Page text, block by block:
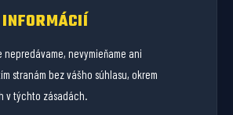
nepredávame, nevymieňame ani
stranám bez vášho súhlasu, okrem
v týchto zásadách.